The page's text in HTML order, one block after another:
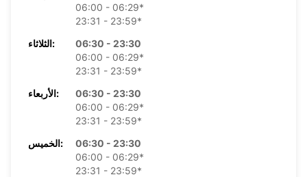
06:00 - 06:29*
23:31 - 23:59*
الثلاثاء:
06:30 - 23:30
06:00 - 06:29*
23:31 - 23:59*
الأربعاء:
06:30 - 23:30
06:00 - 06:29*
23:31 - 23:59*
الخميس:
06:30 - 23:30
06:00 - 06:29*
23:31 - 23:59*